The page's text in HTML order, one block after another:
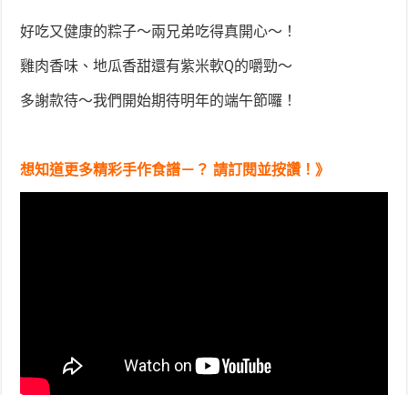
好吃又健康的粽子～兩兄弟吃得真開心～！
雞肉香味、地瓜香甜還有紫米軟Q的嚼勁～
多謝款待～我們開始期待明年的端午節囉！
想知道更多精彩手作食譜－？ 請訂閱並按讚！》